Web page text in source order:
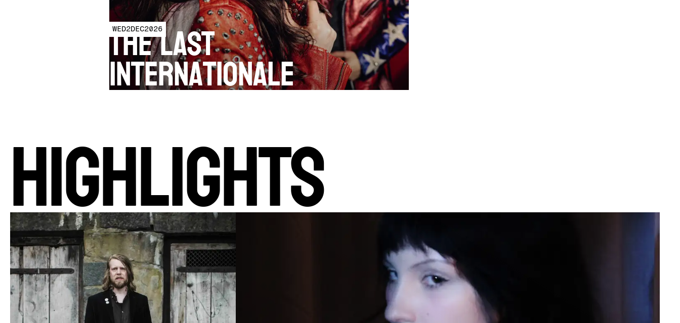
WED2DEC2026
The Last
Internationale
HIGHLIGHTS